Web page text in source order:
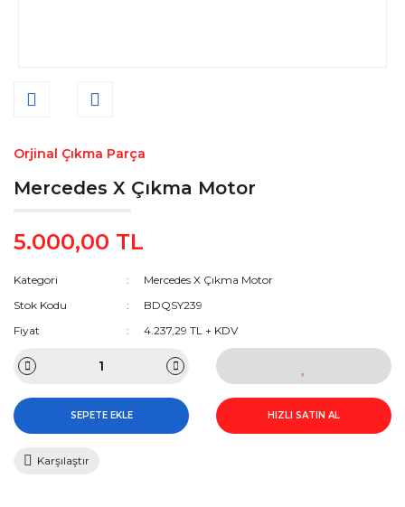
Orjinal Çıkma Parça
Mercedes X Çıkma Motor
5.000,00 TL
Kategori
Mercedes X Çıkma Motor
Stok Kodu
BDQSY239
Fiyat
4.237,29 TL + KDV
SEPETE EKLE HIZLI SATIN AL
Karşılaştır